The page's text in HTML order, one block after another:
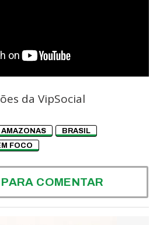
da VipSocial
AMAZONAS
BRASIL
FOCO
COMENTAR